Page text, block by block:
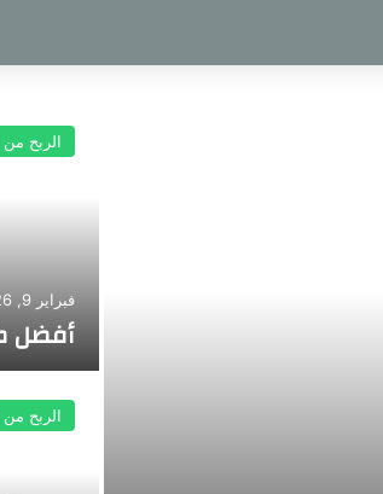
الربح من
فبراير 9, 2026
أفضل
الربح من